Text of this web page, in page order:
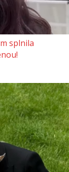
splnila